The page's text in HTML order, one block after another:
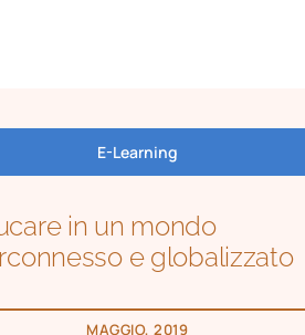
E-Learning
in un mondo
e globalizzato
MAGGIO, 2019